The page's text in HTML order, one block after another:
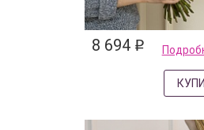
8 694 q